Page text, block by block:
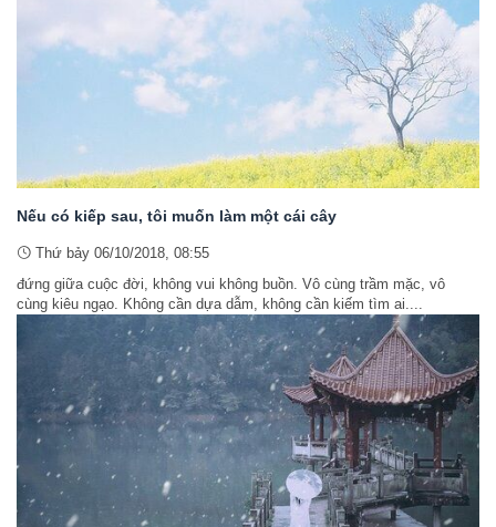
Nếu có kiếp sau, tôi muốn làm một cái cây
Thứ bảy 06/10/2018, 08:55
đứng giữa cuộc đời, không vui không buồn. Vô cùng trầm mặc, vô
cùng kiêu ngạo. Không cần dựa dẫm, không cần kiếm tìm ai....